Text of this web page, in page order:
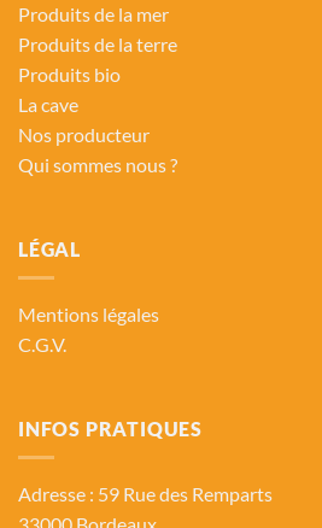
Produits de la mer
Produits de la terre
Produits bio
La cave
Nos producteur
Qui sommes nous ?
LÉGAL
Mentions légales
C.G.V.
INFOS PRATIQUES
Adresse : 59 Rue des Remparts